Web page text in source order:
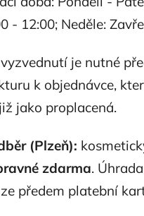
- 12:00; Neděle:
je nutné
k objednávce,
jako proplacená.
(Plzeň):
zdarma.
předem platební